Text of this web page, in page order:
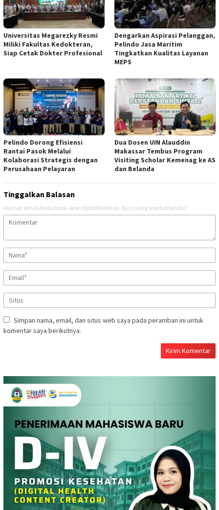
Universitas Megarezky Resmi
Miliki Fakultas Kedokteran,
Siap Cetak Dokter Profesional
Dengarkan Aspirasi Pelanggan,
Pelindo Jasa Maritim
Tingkatkan Kualitas Layanan
MEPS
Pelindo Dorong Efisiensi
Rantai Pasok Melalui
Kolaborasi Strategis dengan
Perusahaan Pelayaran
Dua Dosen UIN Alauddin
Makassar Tembus Program
Visiting Scholar Kemenag ke AS
dan Belanda
Tinggalkan Balasan
Alamat email Anda tidak akan dipublikasikan. Ruas yang wajib ditandai *
Simpan nama, email, dan situs web saya pada peramban ini untuk
komentar saya berikutnya.